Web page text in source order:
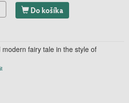
Do košíka
fairy tale in the style of